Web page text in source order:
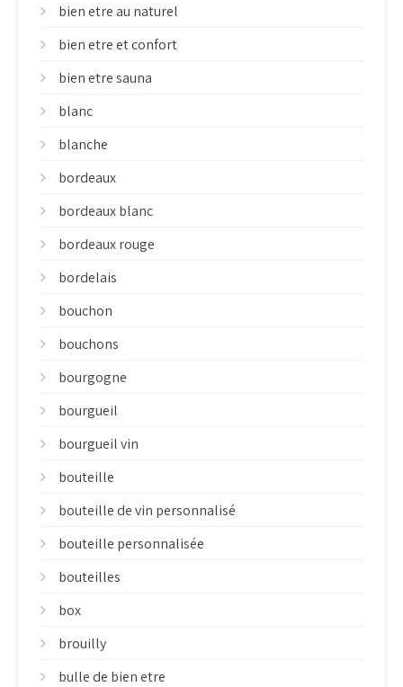
bien etre au naturel
bien etre et confort
bien etre sauna
blanc
blanche
bordeaux
bordeaux blanc
bordeaux rouge
bordelais
bouchon
bouchons
bourgogne
bourgueil
bourgueil vin
bouteille
bouteille de vin personnalisé
bouteille personnalisée
bouteilles
box
brouilly
bulle de bien etre